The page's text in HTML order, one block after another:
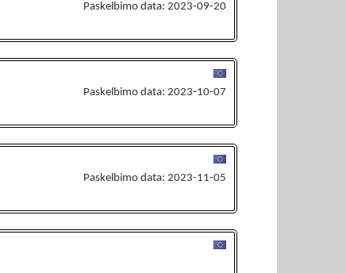
Paskelbimo data: 2023-09-20
Paskelbimo data: 2023-10-07
Paskelbimo data: 2023-11-05